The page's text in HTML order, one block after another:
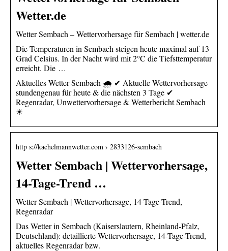
Wetter.de
Wetter Sembach – Wettervorhersage für Sembach | wetter.de
Die Temperaturen in Sembach steigen heute maximal auf 13
Grad Celsius. In der Nacht wird mit 2°C die Tiefsttemperatur
erreicht. Die …
Aktuelles Wetter Sembach 🌧️ ✔ Aktuelle Wettervorhersage
stundengenau für heute & die nächsten 3 Tage ✔
Regenradar, Unwettervorhersage & Wetterbericht Sembach
☀
http s://kachelmannwetter.com › 2833126-sembach
Wetter Sembach | Wettervorhersage,
14-Tage-Trend …
Wetter Sembach | Wettervorhersage, 14-Tage-Trend,
Regenradar
Das Wetter in Sembach (Kaiserslautern, Rheinland-Pfalz,
Deutschland): detaillierte Wettervorhersage, 14-Tage-Trend,
aktuelles Regenradar bzw.